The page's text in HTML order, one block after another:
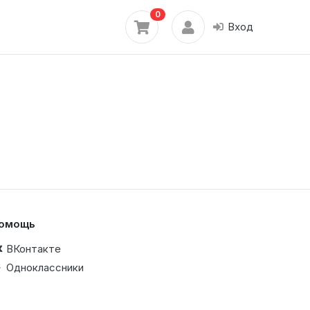
0
Вход
ВКонтакте
Одноклассники